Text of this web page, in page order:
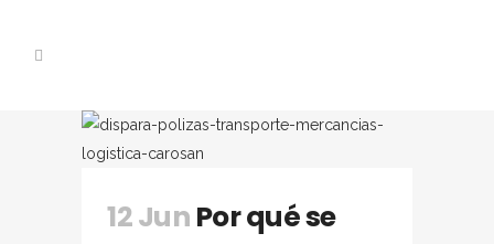
12 Jun Por qué se